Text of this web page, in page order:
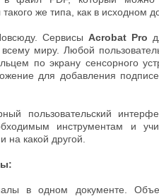
же типа, как в исходном
Сервисы Acrobat Pro
всему миру. Любой
по экрану сенсорного
для добавления
пользовательский
инструментам и
на какой другой.
в одном документе.